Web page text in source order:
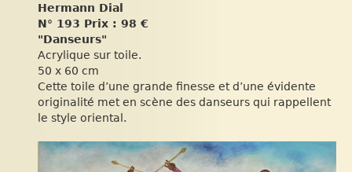
Hermann Dial
N° 193 Prix : 98 €
"Danseurs"
Acrylique sur toile.
50 x 60 cm
Cette toile d’une grande finesse et d’une évidente
originalité met en scène des danseurs qui rappellent
le style oriental.